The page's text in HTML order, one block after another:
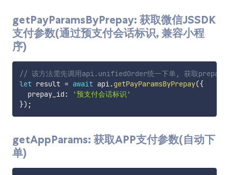
getPayParamsByPrepay: 获取微信JSSDK
支付参数(通过预支付会话标识, 兼容小程
序)
// 该方法需先调用api.unifiedOrder统一下单, 获取
let result = await api.getPayParamsByPrepay({
  prepay_id
:
'预支付会话标识'
}) ;
getAppParams: 获取APP支付参数(自动下
单)